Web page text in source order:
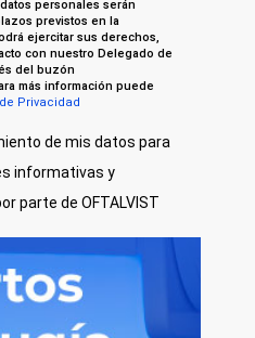
personales serán
previstos en la
ejercitar sus derechos,
con nuestro Delegado de
del buzón
más información puede
Privacidad
de mis datos para
informativas y
parte de OFTALVIST